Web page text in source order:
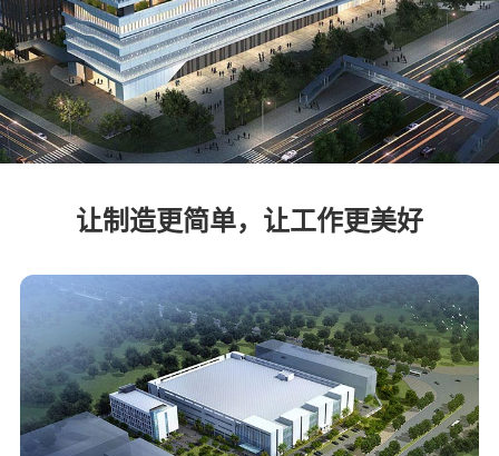
让制造更简单，让工作更美好